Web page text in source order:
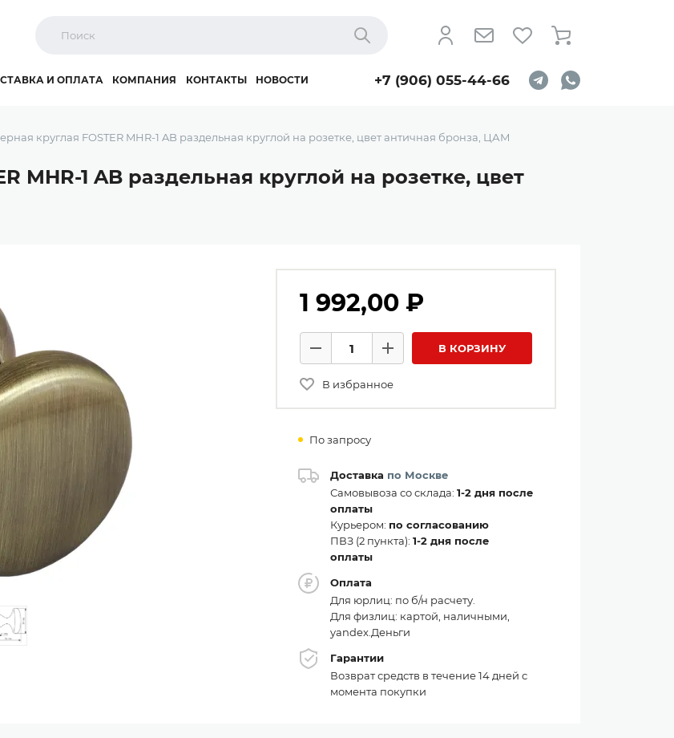
Найти
И ОПЛАТА КОМПАНИЯ КОНТАКТЫ НОВОСТИ +7 (906) 055-44-66
круглая FOSTER MHR-1 AB раздельная круглой на розетке, цвет античная бронза, ЦАМ
MHR-1 AB раздельная круглой на розетке, цвет
1 992,00 ₽
Количество товаров
Минус
Плюс В КОРЗИНУ
В избранное
По запросу
Доставка по Москве
Самовывоза со склада: 1-2 дня после
оплаты
Курьером: по согласованию
ПВЗ (2 пункта): 1-2 дня после
оплаты
Оплата
Для юрлиц: по б/н расчету.
Для физлиц: картой, наличными,
yandex.Деньги
Гарантии
Возврат средств в течение 14 дней с
момента покупки